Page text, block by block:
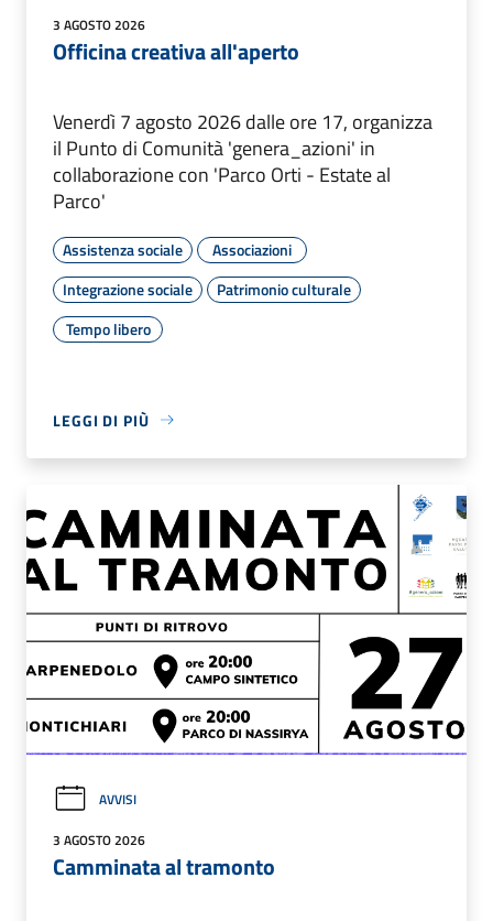
3 AGOSTO 2026
Officina creativa all'aperto
Venerdì 7 agosto 2026 dalle ore 17, organizza
il Punto di Comunità 'genera_azioni' in
collaborazione con 'Parco Orti - Estate al
Parco'
Assistenza sociale
Associazioni
Integrazione sociale
Patrimonio culturale
Tempo libero
LEGGI DI PIÙ
AVVISI
3 AGOSTO 2026
Camminata al tramonto